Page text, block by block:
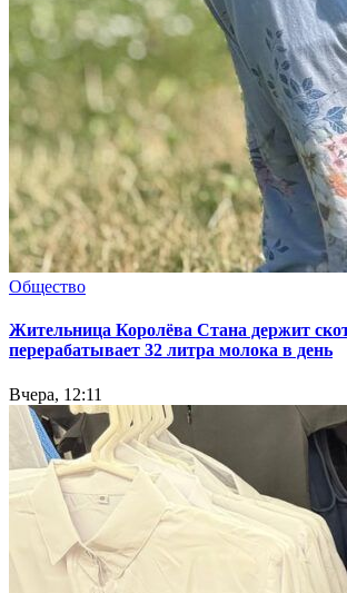
Общество
Жительница Королёва Стана держит
перерабатывает 32 литра молока в день
Вчера, 12:11